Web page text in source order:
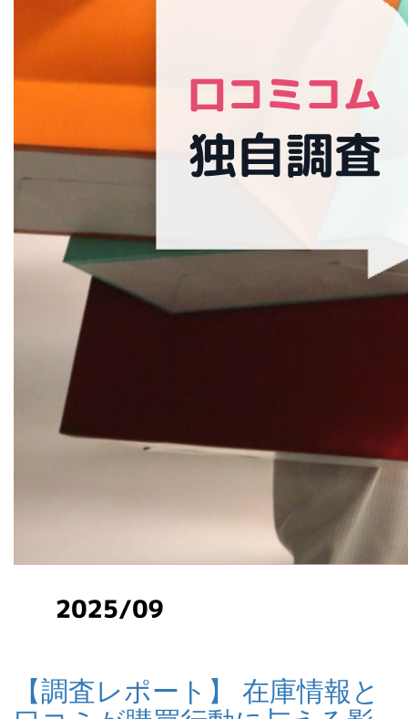
【調査レポート】 在庫情報と